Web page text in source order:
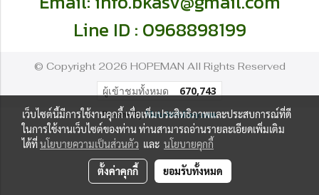
Line ID : 0968898199
© Copyright 2026 HOPEMAN All Rights Reserved
ผู้เข้าชมทั้งหมด 670,743
Powered byMakeWebEasy.com
เว็บไซต์นี้มีการใช้งานคุกกี้ เพื่อเพิ่มประสิทธิภาพและประสบการณ์ที่ดี
ในการใช้งานเว็บไซต์ของท่าน ท่านสามารถอ่านรายละเอียดเพิ่มเติม
ได้ที่นโยบายความเป็นส่วนตัว และ นโยบายคุกกี้
ตั้งค่าคุกกี้ ยอมรับทั้งหมด